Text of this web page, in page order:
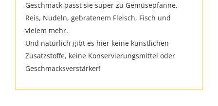
Geschmack passt sie super zu Gemüsepfanne,
Reis, Nudeln, gebratenem Fleisch, Fisch und
vielem mehr.
Und natürlich gibt es hier keine künstlichen
Zusatzstoffe, keine Konservierungsmittel oder
Geschmacksverstärker!